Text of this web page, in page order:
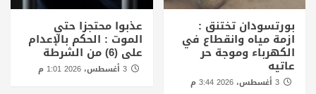
بورتسودان تختنق :
ازمة مياه وانقطاع في
الكهرباء وموجة حر
عاتيه
عذبوا محتجزا حتي
الموت : الحكم بالإعدام
على (6) من الشرطة
3 أغسطس، 2026 1:01 م